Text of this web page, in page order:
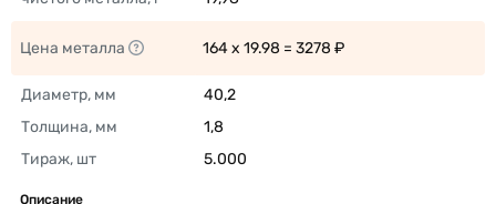
Цена металла 164 x 19.98 = 3278 ₽
Диаметр, мм
40,2
Толщина, мм
1,8
Тираж, шт
5.000
Описание